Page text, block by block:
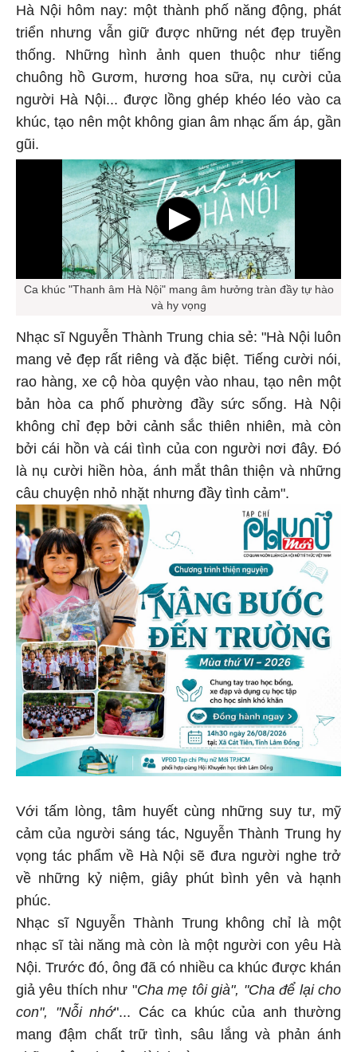
Hà Nội hôm nay: một thành phố năng động, phát
triển nhưng vẫn giữ được những nét đẹp truyền
thống. Những hình ảnh quen thuộc như tiếng
chuông hồ Gươm, hương hoa sữa, nụ cười của
người Hà Nội... được lồng ghép khéo léo vào ca
khúc, tạo nên một không gian âm nhạc ấm áp, gần
gũi.
Ca khúc "Thanh âm Hà Nội" mang âm hưởng tràn đầy tự hào
và hy vọng
Nhạc sĩ Nguyễn Thành Trung chia sẻ: "Hà Nội luôn
mang vẻ đẹp rất riêng và đặc biệt. Tiếng cười nói,
rao hàng, xe cộ hòa quyện vào nhau, tạo nên một
bản hòa ca phố phường đầy sức sống. Hà Nội
không chỉ đẹp bởi cảnh sắc thiên nhiên, mà còn
bởi cái hồn và cái tình của con người nơi đây. Đó
là nụ cười hiền hòa, ánh mắt thân thiện và những
câu chuyện nhỏ nhặt nhưng đầy tình cảm".
Với tấm lòng, tâm huyết cùng những suy tư, mỹ
cảm của người sáng tác, Nguyễn Thành Trung hy
vọng tác phẩm về Hà Nội sẽ đưa người nghe trở
về những kỷ niệm, giây phút bình yên và hạnh
phúc.
Nhạc sĩ Nguyễn Thành Trung không chỉ là một
nhạc sĩ tài năng mà còn là một người con yêu Hà
Nội. Trước đó, ông đã có nhiều ca khúc được khán
giả yêu thích như "Cha mẹ tôi già", "Cha để lại cho
con", "Nỗi nhớ"... Các ca khúc của anh thường
mang đậm chất trữ tình, sâu lắng và phản ánh